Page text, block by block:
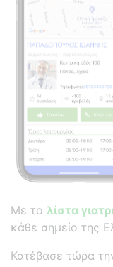
Με το λίστα
κάθε σημείο της
Κατέβασε τώρα